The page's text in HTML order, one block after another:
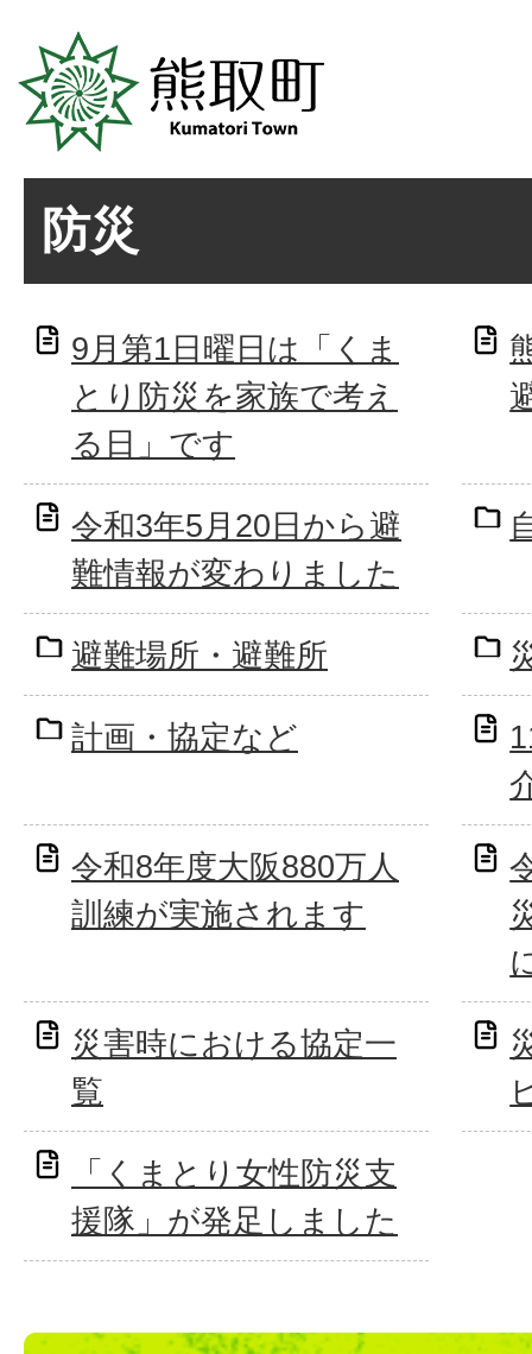
防災
9月第1日曜日は「くま
とり防災を家族で考え
る日」です
令和3年5月20日から避
難情報が変わりました
避難場所・避難所
計画・協定など
令和8年度大阪880万人
訓練が実施されます
災害時における協定一
覧
「くまとり女性防災支
援隊」が発足しました